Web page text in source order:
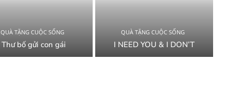
QUÀ TẶNG CUỘC SỐNG
Thư bố gửi con gái
QUÀ TẶNG CUỘC SỐNG
I NEED YOU & I DON’T